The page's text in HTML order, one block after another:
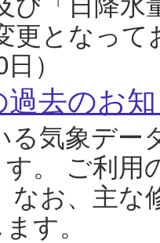
更となっ
）
過去のお
気象デー
。 ご利用
なお、主な
す。